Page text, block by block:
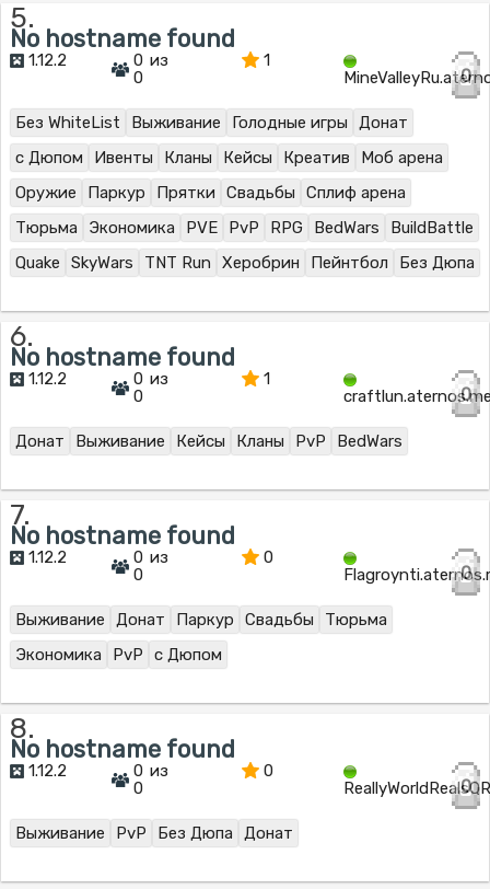
5.
No hostname found
1.12.2
0 из
0
1
0
Без WhiteList Выживание Голодные игры
Донат
с Дюпом
Ивенты Кланы Кейсы Креатив
Моб арена
Оружие
Паркур Прятки Свадьбы
Сплиф арена
Тюрьма
Экономика PVE PvP RPG BedWars
BuildBattle
Quake
SkyWars TNT Run Херобрин Пейнтбол Без Дюпа
6.
No hostname found
1.12.2
0 из
0
1
0
Донат Выживание Кейсы Кланы PvP BedWars
7.
No hostname found
1.12.2
0 из
0
0
0
Выживание Донат Паркур Свадьбы
Тюрьма
Экономика
PvP с Дюпом
8.
No hostname found
1.12.2
0 из
0
0
0
Выживание PvP Без Дюпа Донат